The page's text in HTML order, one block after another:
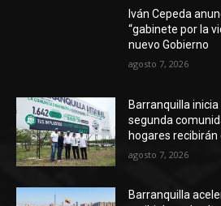
Iván Cepeda
“gabinete por la
nuevo Gobierno
agosto 7, 2026
Barranquilla
segunda
hogares
agosto 7, 2026
Barranquilla